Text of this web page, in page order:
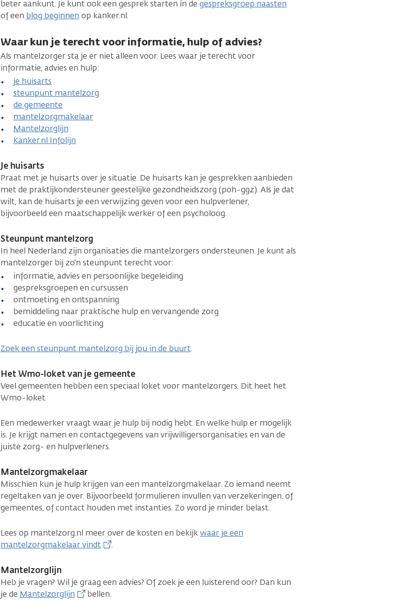
beter aankunt. Je kunt ook een gesprek starten in de gespreksgroep naasten
of een blog beginnen op kanker.nl.
Waar kun je terecht voor informatie, hulp of advies?
Als mantelzorger sta je er niet alleen voor. Lees waar je terecht voor
informatie, advies en hulp:
je huisarts
steunpunt mantelzorg
de gemeente
mantelzorgmakelaar
Mantelzorglijn
Kanker.nl Infolijn
Je huisarts
Praat met je huisarts over je situatie. De huisarts kan je gesprekken aanbieden
met de praktijkondersteuner geestelijke gezondheidszorg (poh-ggz). Als je dat
wilt, kan de huisarts je een verwijzing geven voor een hulpverlener,
bijvoorbeeld een maatschappelijk werker of een psycholoog.
Steunpunt mantelzorg
In heel Nederland zijn organisaties die mantelzorgers ondersteunen. Je kunt als
mantelzorger bij zo'n steunpunt terecht voor:
informatie, advies en persoonlijke begeleiding
gespreksgroepen en cursussen
ontmoeting en ontspanning
bemiddeling naar praktische hulp en vervangende zorg
educatie en voorlichting
Zoek een steunpunt mantelzorg bij jou in de buurt.
Het Wmo-loket van je gemeente
Veel gemeenten hebben een speciaal loket voor mantelzorgers. Dit heet het
Wmo-loket.
Een medewerker vraagt waar je hulp bij nodig hebt. En welke hulp er mogelijk
is. Je krijgt namen en contactgegevens van vrijwilligersorganisaties en van de
juiste zorg- en hulpverleners.
Mantelzorgmakelaar
Misschien kun je hulp krijgen van een mantelzorgmakelaar. Zo iemand neemt
regeltaken van je over. Bijvoorbeeld formulieren invullen van verzekeringen. of
gemeentes, of contact houden met instanties. Zo word je minder belast.
Lees op mantelzorg.nl meer over de kosten en bekijkwaar je een
mantelzorgmakelaar vindt
.
Mantelzorglijn
Heb je vragen? Wil je graag een advies? Of zoek je een luisterend oor? Dan kun
je de Mantelzorglijn bellen.